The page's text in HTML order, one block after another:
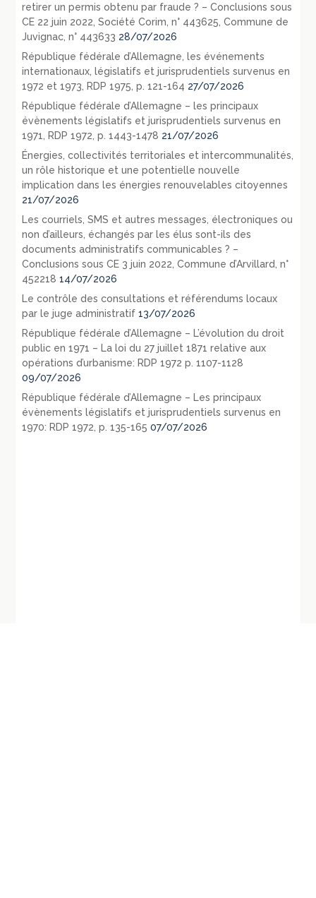
retirer un permis obtenu par fraude ? – Conclusions sous
CE 22 juin 2022, Société Corim, n° 443625, Commune de
Juvignac, n° 443633 28/07/2026
République fédérale d’Allemagne, les événements
internationaux, législatifs et jurisprudentiels survenus en
1972 et 1973, RDP 1975, p. 121-164 27/07/2026
République fédérale d’Allemagne – les principaux
évènements législatifs et jurisprudentiels survenus en
1971, RDP 1972, p. 1443-1478 21/07/2026
Énergies, collectivités territoriales et intercommunalités,
un rôle historique et une potentielle nouvelle
implication dans les énergies renouvelables citoyennes
21/07/2026
Les courriels, SMS et autres messages, électroniques ou
non d’ailleurs, échangés par les élus sont-ils des
documents administratifs communicables ? –
Conclusions sous CE 3 juin 2022, Commune d’Arvillard, n°
452218 14/07/2026
Le contrôle des consultations et référendums locaux
par le juge administratif 13/07/2026
République fédérale d’Allemagne – L’évolution du droit
public en 1971 – La loi du 27 juillet 1871 relative aux
opérations d’urbanisme: RDP 1972 p. 1107-1128
09/07/2026
République fédérale d’Allemagne – Les principaux
évènements législatifs et jurisprudentiels survenus en
1970: RDP 1972, p. 135-165 07/07/2026